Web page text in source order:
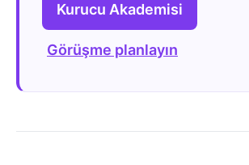
Kurucu Akademisi
Görüşme planlayın